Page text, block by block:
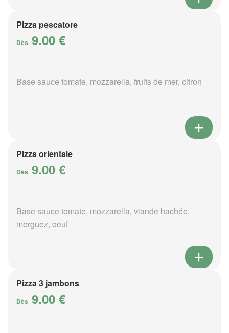
Pizza pescatore
Dès 9.00 €
Base sauce tomate, mozzarella, fruits de mer, citron
Pizza orientale
Dès 9.00 €
Base sauce tomate, mozzarella, viande hachée,
merguez, oeuf
Pizza 3 jambons
Dès 9.00 €